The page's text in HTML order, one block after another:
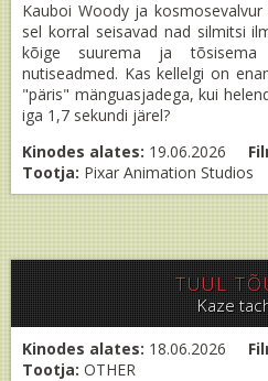
Kauboi Woody ja
sel korral seisavad nad silmitsi
kõige suurema ja tõsisema
nutiseadmed. Kas kellelgi on
"päris" mänguasjadega, kui
iga 1,7 sekundi järel?
Kinodes alates: 19.06.2026
Tootja: Pixar Animation Studios
TUUL
Kaze
Kinodes alates: 18.06.2026
Tootja: OTHER